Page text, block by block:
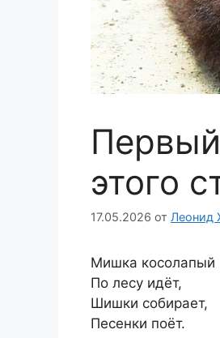
этого
17.05.2026 от Леонид
Мишка косолапый
По лесу идёт,
Шишки собирает,
Песенки поёт.